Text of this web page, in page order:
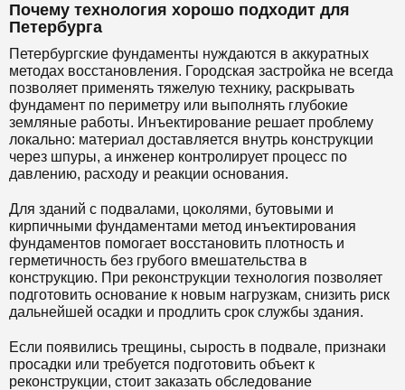
Почему технология хорошо подходит для
Петербурга
Петербургские фундаменты нуждаются в аккуратных
методах восстановления. Городская застройка не всегда
позволяет применять тяжелую технику, раскрывать
фундамент по периметру или выполнять глубокие
земляные работы. Инъектирование решает проблему
локально: материал доставляется внутрь конструкции
через шпуры, а инженер контролирует процесс по
давлению, расходу и реакции основания.
Для зданий с подвалами, цоколями, бутовыми и
кирпичными фундаментами метод инъектирования
фундаментов помогает восстановить плотность и
герметичность без грубого вмешательства в
конструкцию. При реконструкции технология позволяет
подготовить основание к новым нагрузкам, снизить риск
дальнейшей осадки и продлить срок службы здания.
Если появились трещины, сырость в подвале, признаки
просадки или требуется подготовить объект к
реконструкции, стоит заказать обследование